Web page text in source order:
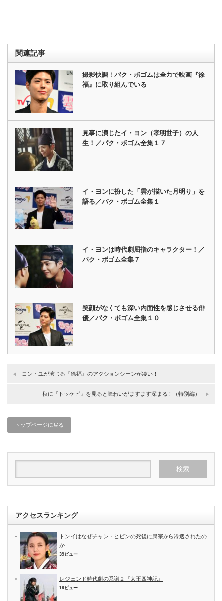
関連記事
撮影快調！パク・ボゴムは全力で映画『徐
福』に取り組んでいる
見事に演じたイ・ヨン（孝明世子）の人
生！／パク・ボゴム全集１７
イ・ヨンに扮した「雲が描いた月明り」を
語る／パク・ボゴム全集１
イ・ヨンは時代劇屈指のキャラクター！／
パク・ボゴム全集７
笑顔がなくても深い内面性を感じさせる俳
優／パク・ボゴム全集１０
コン・ユが演じる『徐福』のアクションシーンが凄い！
秋に『トッケビ』を見ると味わいがますます深まる！（特別編）
トップページに戻る
アクセスランキング
トンイはなぜチャン・ヒビンの死後に粛宗から冷遇されたの
か
39ビュー
レジェンド時代劇の系譜２『太王四神記』
19ビュー